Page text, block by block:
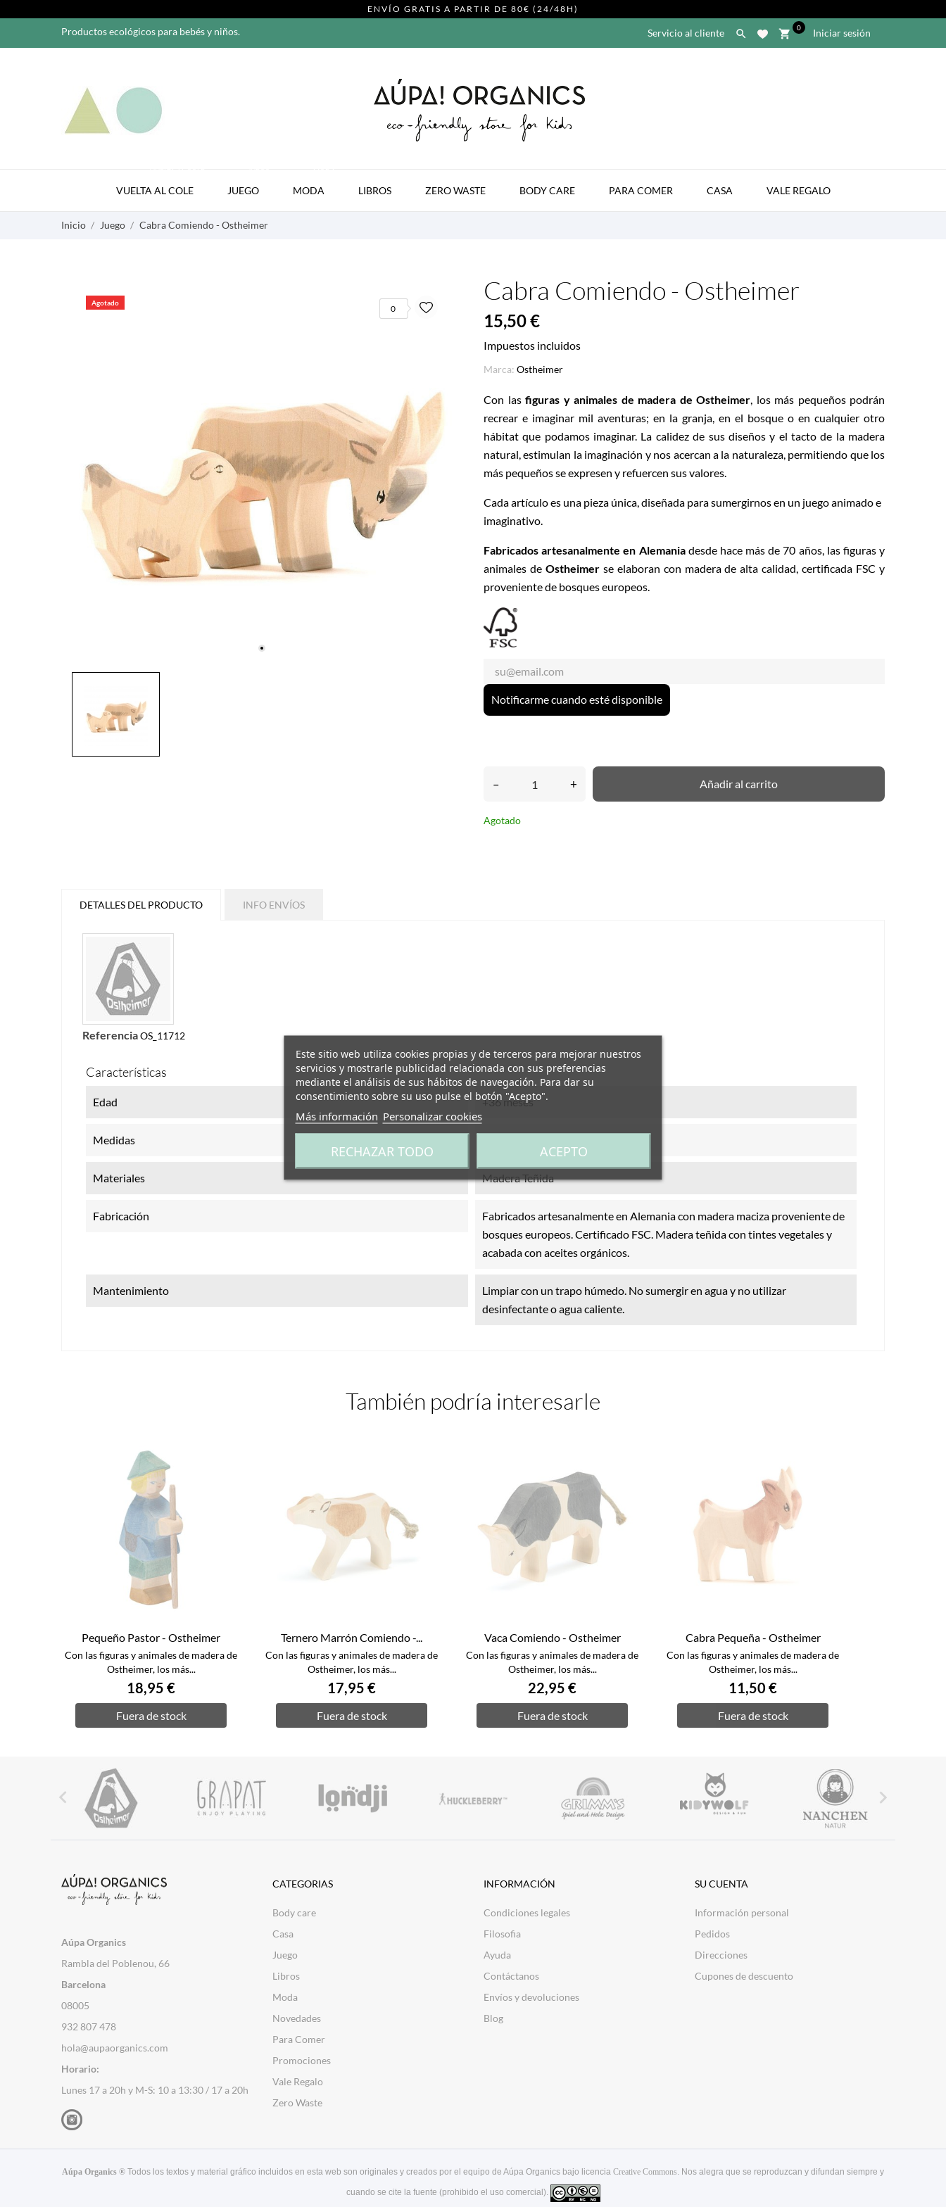
ENVÍO GRATIS A PARTIR DE 80€ (24/48H)
Productos ecológicos para bebés y niños. Servicio al cliente  shopping_cart 0 Iniciar sesión
VUELTA AL COLE JUEGO MODA LIBROS ZERO WASTE BODY CARE PARA COMER CASA VALE REGALO
Inicio Juego Cabra Comiendo - Ostheimer
Agotado
0
Cabra Comiendo - Ostheimer
15,50 €
Impuestos incluidos
Marca: Ostheimer
Con las figuras y animales de madera de Ostheimer, los más pequeños podrán
recrear e imaginar mil aventuras; en la granja, en el bosque o en cualquier otro
hábitat que podamos imaginar. La calidez de sus diseños y el tacto de la madera
natural, estimulan la imaginación y nos acercan a la naturaleza, permitiendo que los
más pequeños se expresen y refuercen sus valores.
Cada artículo es una pieza única, diseñada para sumergirnos en un juego animado e
imaginativo.
Fabricados artesanalmente en Alemaniadesde hace más de 70 años, las figuras y
animales de Ostheimerse elaboran con madera de alta calidad, certificada FSC y
proveniente de bosques europeos.
Notificarme cuando esté disponible
– + Añadir al carrito
Agotado
DETALLES DEL PRODUCTO INFO ENVÍOS
ReferenciaOS_11712
Características
Edad +36 meses
Medidas
Materiales Madera Teñida
Fabricación
Fabricados artesanalmente en Alemania con madera maciza proveniente de
bosques europeos. Certificado FSC. Madera teñida con tintes vegetales y
acabada con aceites orgánicos.
Mantenimiento
Limpiar con un trapo húmedo. No sumergir en agua y no utilizar
desinfectante o agua caliente.
También podría interesarle
Pequeño Pastor - Ostheimer
Con las figuras y animales de madera de
Ostheimer, los más...
18,95 €
Fuera de stock
Ternero Marrón Comiendo -...
Con las figuras y animales de madera de
Ostheimer, los más...
17,95 €
Fuera de stock
Vaca Comiendo - Ostheimer
Con las figuras y animales de madera de
Ostheimer, los más...
22,95 €
Fuera de stock
Cabra Pequeña - Ostheimer
Con las figuras y animales de madera de
Ostheimer, los más...
11,50 €
Fuera de stock
 
Aúpa Organics
Rambla del Poblenou, 66
Barcelona
08005
932 807 478
hola@aupaorganics.com
Horario:
Lunes 17 a 20h y M-S: 10 a 13:30 / 17 a 20h
CATEGORIAS
Body care
Casa
Juego
Libros
Moda
Novedades
Para Comer
Promociones
Vale Regalo
Zero Waste
INFORMACIÓN
Condiciones legales
Filosofia
Ayuda
Contáctanos
Envíos y devoluciones
Blog
SU CUENTA
Información personal
Pedidos
Direcciones
Cupones de descuento
Este sitio web utiliza cookies propias y de terceros para mejorar nuestros
servicios y mostrarle publicidad relacionada con sus preferencias
mediante el análisis de sus hábitos de navegación. Para dar su
consentimiento sobre su uso pulse el botón "Acepto".
Más información Personalizar cookies
RECHAZAR TODO ACEPTO
Aúpa Organics ® Todos los textos y material gráfico incluidos en esta web son originales y creados por el equipo de Aúpa Organics bajo licencia Creative Commons. Nos alegra que se reproduzcan y difundan siempre y
cuando se cite la fuente (prohibido el uso comercial).